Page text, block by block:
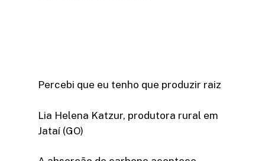
Percebi que eu tenho que produzir raiz
Lia Helena Katzur, produtora rural em
Jataí (GO)